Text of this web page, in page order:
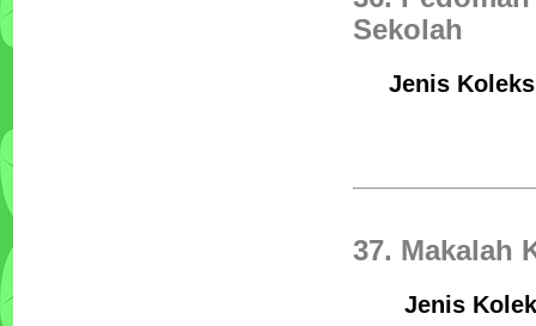
Sekolah
Jenis
37. Makalah
Jenis